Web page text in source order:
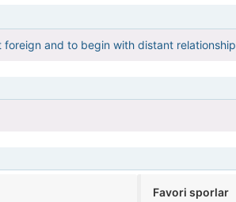
and to begin with distant relationship
Favori sporlar